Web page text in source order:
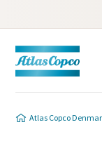
Atlas Copco